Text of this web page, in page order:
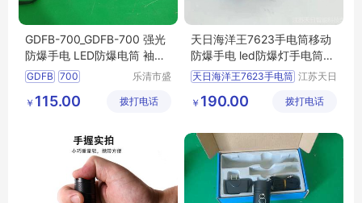
GDFB-700_GDFB-700 强光
防爆手电 LED防爆电筒 袖珍
巡检手电筒
GDFB 700
LED防爆电筒
700巡检防爆电筒
乐清市盛
器有限公
￥ 115.00 拨打电话
天日海洋王7623手电筒移动
防爆手电 led防爆灯手电筒远
光充电式JW系6723冷白光6
723 山西强光防爆手电筒
天日海洋王7623手电筒
led防爆灯手电筒远光充电
山西强光防爆手电筒
江苏天日
有限公司
￥ 190.00 拨打电话